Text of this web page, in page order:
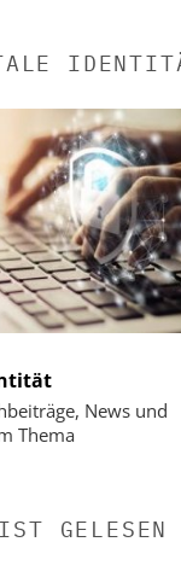
News und
Thema
Digitalisierung im
Von
zur KI-fähigen
GELESEN